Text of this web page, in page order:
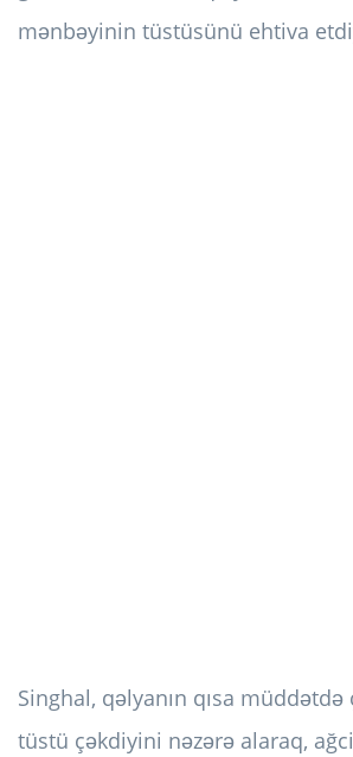
mənbəyinin tüstüsünü ehtiva
Singhal, qəlyanın qısa
tüstü çəkdiyini nəzərə alaraq,